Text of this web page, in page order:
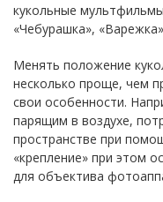
кукольные
«Чебурашка»,
Менять положение
несколько проще, чем
свои особенности.
парящим в воздухе,
пространстве при
«крепление» при этом
для объектива